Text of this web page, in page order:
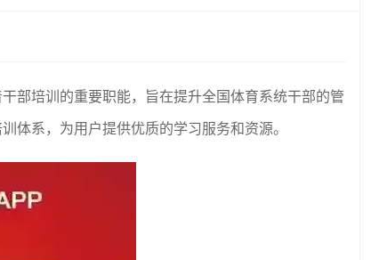
部培训的重要职能，旨在提升全国体育系统干部的管
体系，为用户提供优质的学习服务和资源。